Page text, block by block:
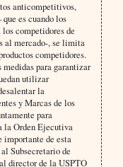
anticompetitivos,
es cuando los
competidores de
al mercado-, se limita
competidores.
para garantizar
utilizar
la
y Marcas de los
para
la Orden Ejecutiva
importante de esta
Subsecretario de
director de la USPTO